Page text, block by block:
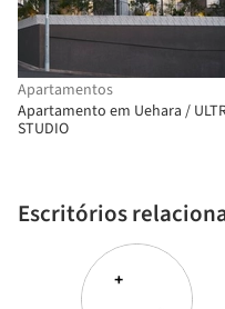
Apartamentos
Apartamento em Uehara /
STUDIO
Escritórios